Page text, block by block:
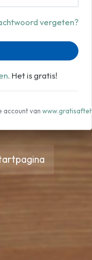
vergeten?
. Het is gratis!
account van